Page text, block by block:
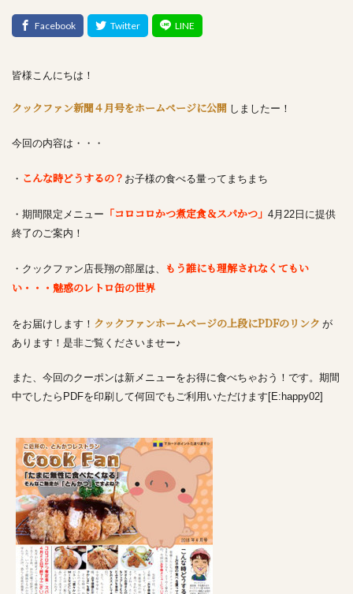
皆様こんにちは！
クックファン新聞４月号をホームページに公開 しましたー！
今回の内容は・・・
・ こんな時どうするの？ お子様の食べる量ってまちまち
・期間限定メニュー 「コロコロかつ煮定食＆スパかつ」 4月22日に提供
終了のご案内！
・クックファン店長翔の部屋は、
もう誰にも理解されなくてもい
い・・・魅惑のレトロ缶の世界
をお届けします！ クックファンホームページの上段にPDFのリンク が
あります！是非ご覧くださいませー♪
また、今回のクーポンは新メニューをお得に食べちゃおう！です。期間
中でしたらPDFを印刷して何回でもご利用いただけます[E:happy02]